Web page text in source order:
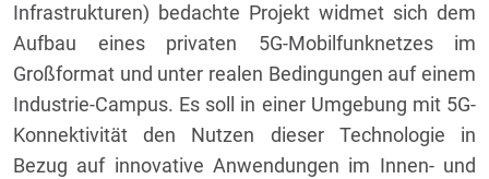
Infrastrukturen) bedachte Projekt widmet sich dem
Aufbau eines privaten 5G-Mobilfunknetzes im
Großformat und unter realen Bedingungen auf einem
Industrie-Campus. Es soll in einer Umgebung mit 5G-
Konnektivität den Nutzen dieser Technologie in
Bezug auf innovative Anwendungen im Innen- und